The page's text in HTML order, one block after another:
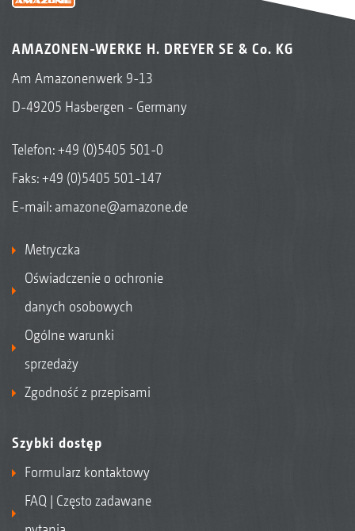
AMAZONEN-WERKE H. DREYER SE & Co. KG
Am Amazonenwerk 9-13
D-49205 Hasbergen - Germany
Telefon:+49 (0)5405 501-0
Faks: +49 (0)5405 501-147
E-mail: amazone@amazone.de
Metryczka
Oświadczenie o ochronie
danych osobowych
Ogólne warunki
sprzedaży
Zgodność z przepisami
Szybki dostęp
Formularz kontaktowy
FAQ | Często zadawane